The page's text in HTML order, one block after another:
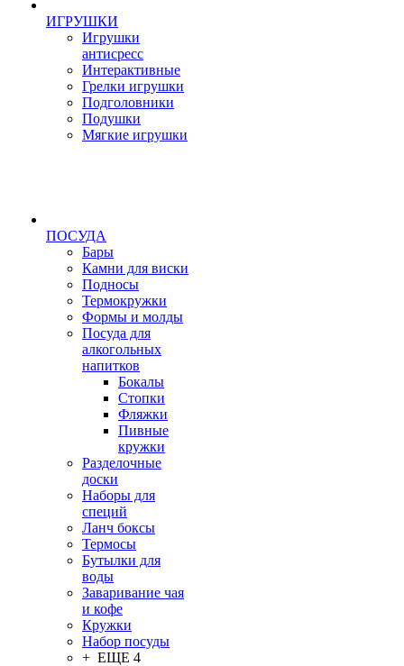
ИГРУШКИ
Игрушки
антисресс
Интерактивные
Грелки игрушки
Подголовники
Подушки
Мягкие игрушки
ПОСУДА
Бары
Камни для виски
Подносы
Термокружки
Формы и молды
Посуда для
алкогольных
напитков
Бокалы
Стопки
Фляжки
Пивные
кружки
Разделочные
доски
Наборы для
специй
Ланч боксы
Термосы
Бутылки для
воды
Заваривание чая
и кофе
Кружки
Набор посуды
+ ЕЩЕ 4